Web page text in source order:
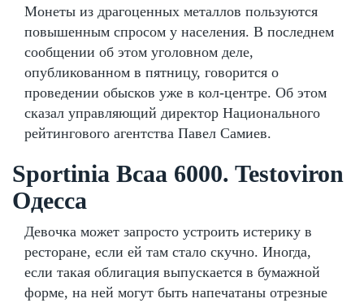
Монеты из драгоценных металлов пользуются
повышенным спросом у населения. В последнем
сообщении об этом уголовном деле,
опубликованном в пятницу, говорится о
проведении обысков уже в кол-центре. Об этом
сказал управляющий директор Национального
рейтингового агентства Павел Самиев.
Sportinia Bcaa 6000. Testoviron
Одесса
Девочка может запросто устроить истерику в
ресторане, если ей там стало скучно. Иногда,
если такая облигация выпускается в бумажной
форме, на ней могут быть напечатаны отрезные